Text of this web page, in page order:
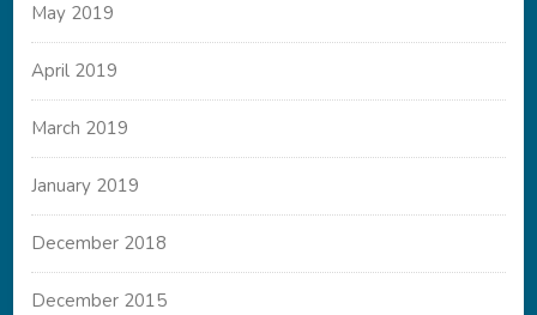
May 2019
April 2019
March 2019
January 2019
December 2018
December 2015